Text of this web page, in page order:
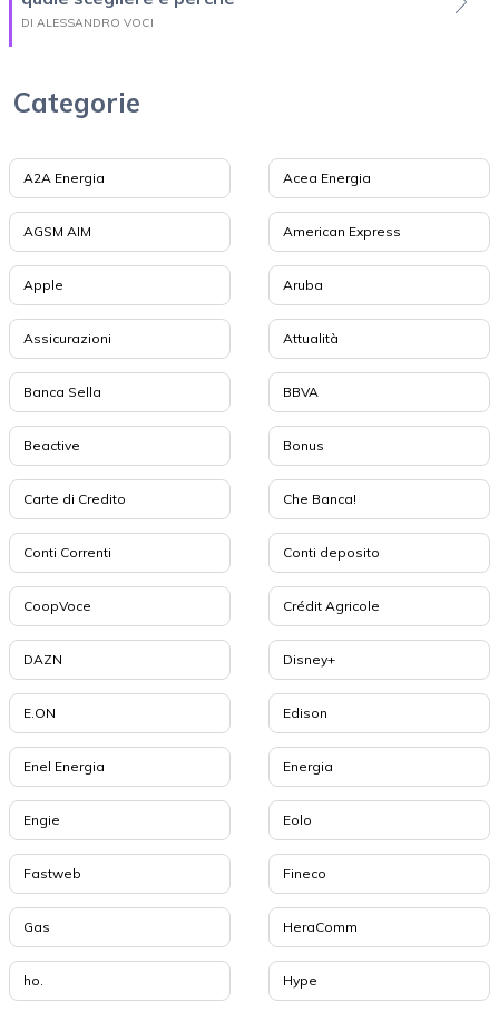
DI ALESSANDRO VOCI
Categorie
A2A Energia Acea Energia
AGSM AIM American Express
Apple Aruba
Assicurazioni Attualità
Banca Sella BBVA
Beactive Bonus
Carte di Credito Che Banca!
Conti Correnti Conti deposito
CoopVoce Crédit Agricole
DAZN Disney+
E.ON Edison
Enel Energia Energia
Engie Eolo
Fastweb Fineco
Gas HeraComm
ho. Hype